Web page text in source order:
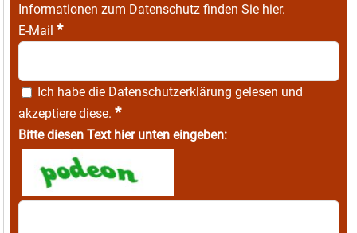
Informationen zum Datenschutz finden Sie hier.
E-Mail *
Ich habe die Datenschutzerklärung gelesen und
akzeptiere diese. *
Bitte diesen Text hier unten eingeben: